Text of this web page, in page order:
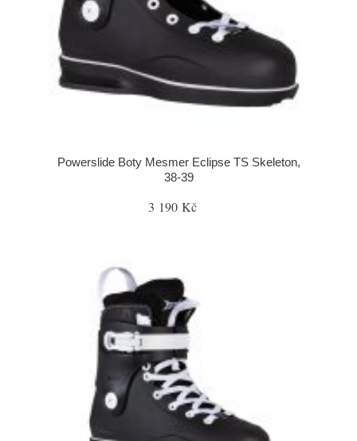
Powerslide Boty Mesmer Eclipse TS Skeleton,
38-39
3 190 Kč